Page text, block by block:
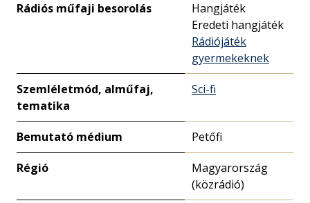
Rádiós műfaji besorolás
Hangjáték
Eredeti hangjáték
Rádiójáték
gyermekeknek
Szemléletmód, alműfaj,
tematika
Sci-fi
Bemutató médium Petőfi
Régió
Magyarország
(közrádió)